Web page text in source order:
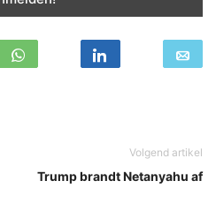
Volgend artikel
Trump brandt Netanyahu af